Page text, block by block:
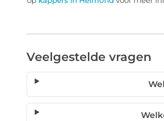
Veelgestelde vragen